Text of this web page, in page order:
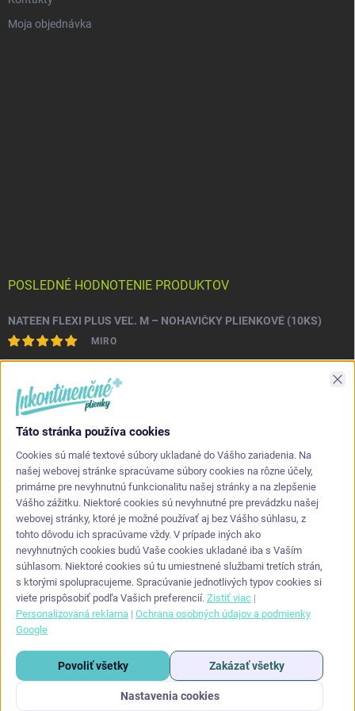
Moja objednávka
POSLEDNÉ HODNOTENIE PRODUKTOV
NATEEN FLEXI PLUS VEĽ. M – NOHAVIČKY PLIENKOVÉ (10KS)
MIRO
nepretekajú po stranách.
KONTAKT
info @inkontinencneplienky.sk
+421 948 864 624
Copyright 2026Inkontinencneplienky.sk . Všetky práva vyhradené.
nastavenie cookies
Táto stránka používa cookies
Cookies sú malé textové súbory ukladané do Vášho zariadenia. Na
našej webovej stránke spracúvame súbory cookies na rôzne účely,
primárne pre nevyhnutnú funkcionalitu našej stránky a na zlepšenie
Vášho zážitku. Niektoré cookies sú nevyhnutné pre prevádzku našej
webovej stránky, ktoré je možné používať aj bez Vášho súhlasu, z
tohto dôvodu ich spracúvame vždy. V prípade iných ako
nevyhnutných cookies budú Vaše cookies ukladané iba s Vaším
súhlasom. Niektoré cookies sú tu umiestnené službami tretích strán,
s ktorými spolupracujeme. Spracúvanie jednotlivých typov cookies si
viete prispôsobiť podľa Vašich preferencií. Zistiť viac |
Personalizovaná reklama | Ochrana osobných údajov a podmienky
Google
Povoliť všetky Zakázať všetky
Nastavenia cookies